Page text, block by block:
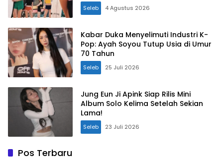
Seleb 4 Agustus 2026
Kabar Duka Menyelimuti Industri K-
Pop: Ayah Soyou Tutup Usia di Umur
70 Tahun
Seleb 25 Juli 2026
Jung Eun Ji Apink Siap Rilis Mini
Album Solo Kelima Setelah Sekian
Lama!
Seleb 23 Juli 2026
Pos Terbaru